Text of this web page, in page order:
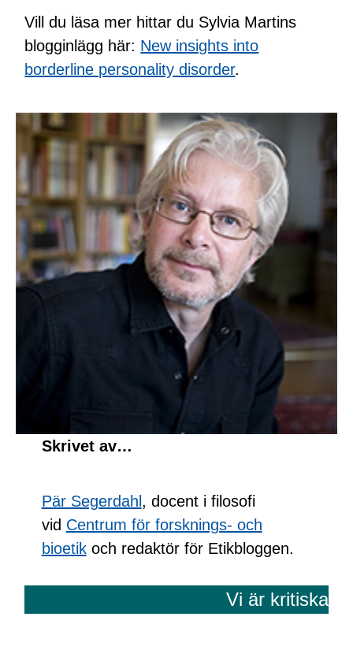
Vill du läsa mer hittar du Sylvia Martins
blogginlägg här: New insights into
borderline personality disorder.
Skrivet av…
Pär Segerdahl , docent i filosofi
vid Centrum för forsknings- och
bioetikoch redaktör för Etikbloggen.
Vi är kritiska